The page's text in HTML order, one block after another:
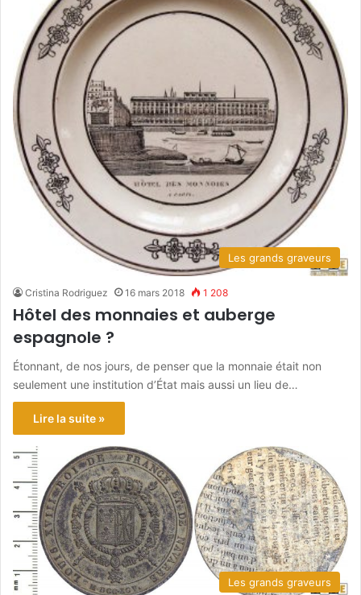
Les grands graveurs
Cristina Rodriguez 16 mars 2018 1 208
Hôtel des monnaies et auberge
espagnole ?
Étonnant, de nos jours, de penser que la monnaie était non
seulement une institution d’État mais aussi un lieu de…
Lire la suite »
Les grands graveurs